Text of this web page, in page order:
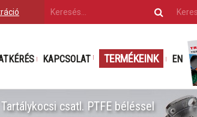
KAPCSOLAT TERMÉKEINK EN
Tartálykocsi csatl. PTFE béléssel